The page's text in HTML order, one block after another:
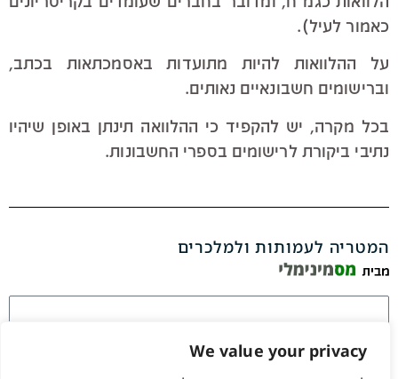
We value your privacy
כאמור לעיל).
על ההלוואות להיות מתועדות באסמכתאות בכתב,
וברישומים חשבונאיים נאותים.
בכל מקרה, יש להקפיד כי ההלוואה תינתן באופן שיהיו
נתיבי ביקורת לרישומים בספרי החשבונות.
המטריה לעמותות ולמלכרים